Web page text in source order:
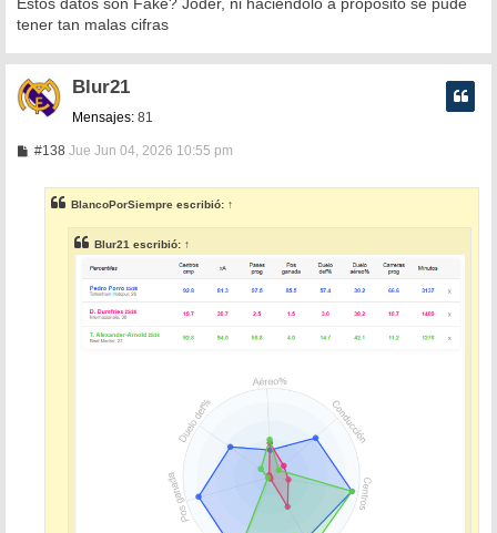
tener tan malas cifras
Blur21
Mensajes: 81
#138M
s
a
Jue Jun 04, 2026 10:55 pm
BlancoPorSiempre escribió: ↑
Blur21 escribió: ↑